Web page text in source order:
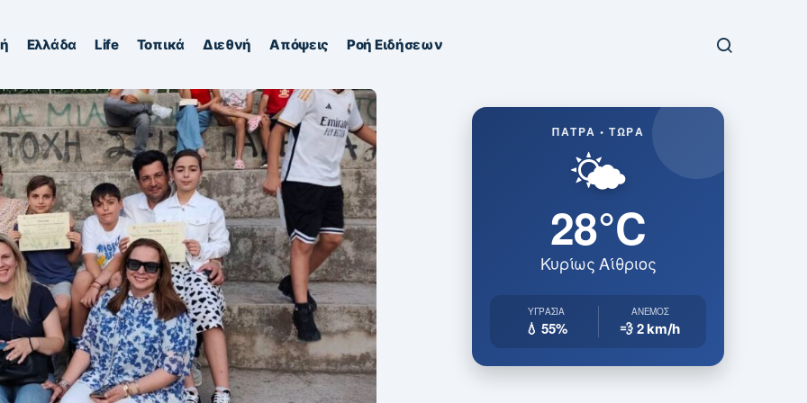
Ελλάδα Life Τοπικά Διεθνή Απόψεις Ροή Ειδήσεων
ΠΆΤΡΑ • ΤΏΡΑ
🌤️
28°C
Κυρίως Αίθριος
ΥΓΡΑΣΊΑ
💧 55%
ΆΝΕΜΟΣ
💨 2km/h